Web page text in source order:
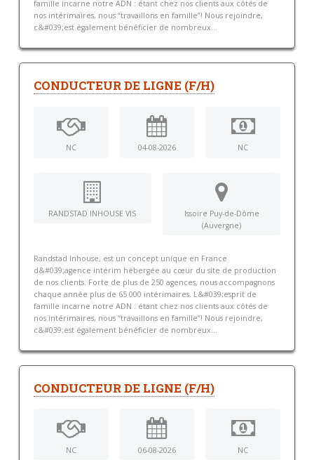
famille incarne notre ADN : étant chez nos clients aux côtés de
nos intérimaires, nous “travaillons en famille”! Nous rejoindre,
c&#039;est également bénéficier de nombreux...
CONDUCTEUR DE LIGNE (F/H)
NC 04-08-2026 NC
RANDSTAD INHOUSE VIS
Issoire Puy-de-Dôme
(Auvergne)
Randstad Inhouse, est un concept unique en France
d&#039;agence intérim hébergée au cœur du site de production
de nos clients. Forte de plus de 250 agences, nous accompagnons
chaque année plus de 65 000 intérimaires. L&#039;esprit de
famille incarne notre ADN : étant chez nos clients aux côtés de
nos intérimaires, nous “travaillons en famille”! Nous rejoindre,
c&#039;est également bénéficier de nombreux...
CONDUCTEUR DE LIGNE (F/H)
NC 06-08-2026 NC